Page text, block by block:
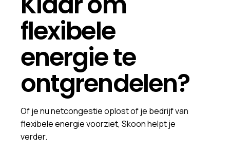
flexibele
energie te
ontgrendelen?
Of je nu netcongestie oplost of je bedrijf van
flexibele energie voorziet, Skoon helpt je
verder.